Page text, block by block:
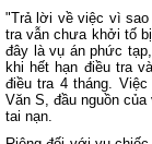
"Trả lời về việc vì sao
tra vẫn chưa khởi tố
đây là vụ án phức
khi hết hạn điều tra
điều tra 4 tháng.
Văn S, đầu nguồn
tai nạn.